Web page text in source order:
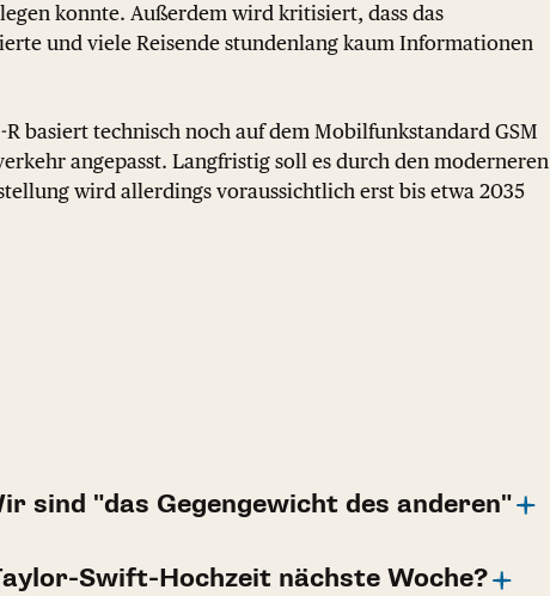
konnte. Außerdem wird kritisiert, dass das
und viele Reisende stundenlang kaum Informationen
R basiert technisch noch auf dem Mobilfunkstandard GSM
angepasst. Langfristig soll es durch den moderneren
wird allerdings voraussichtlich erst bis etwa 2035
sind "das Gegengewicht des anderen"
Swift-Hochzeit nächste Woche?